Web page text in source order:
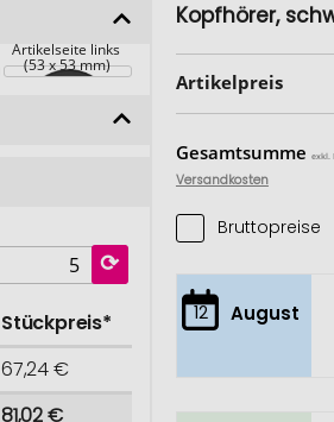
Artikelseite links
(53 x 53 mm)
Stückpreis*
67,24 €
81,02 €
Kopfhörer,
Artikelpreis
Gesamtsumme exkl.
Versandkosten
Bruttopreise
12 August